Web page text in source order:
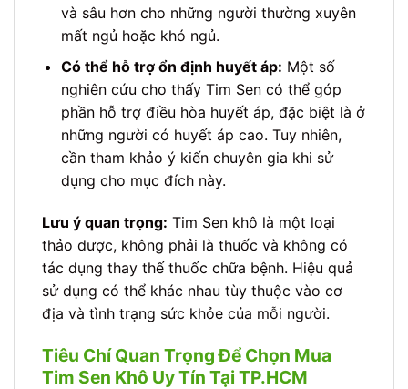
và sâu hơn cho những người thường xuyên
mất ngủ hoặc khó ngủ.
Có thể hỗ trợ ổn định huyết áp: Một số
nghiên cứu cho thấy Tim Sen có thể góp
phần hỗ trợ điều hòa huyết áp, đặc biệt là ở
những người có huyết áp cao. Tuy nhiên,
cần tham khảo ý kiến chuyên gia khi sử
dụng cho mục đích này.
Lưu ý quan trọng: Tim Sen khô là một loại
thảo dược, không phải là thuốc và không có
tác dụng thay thế thuốc chữa bệnh. Hiệu quả
sử dụng có thể khác nhau tùy thuộc vào cơ
địa và tình trạng sức khỏe của mỗi người.
Tiêu Chí Quan Trọng Để Chọn Mua
Tim Sen Khô Uy Tín Tại TP.HCM